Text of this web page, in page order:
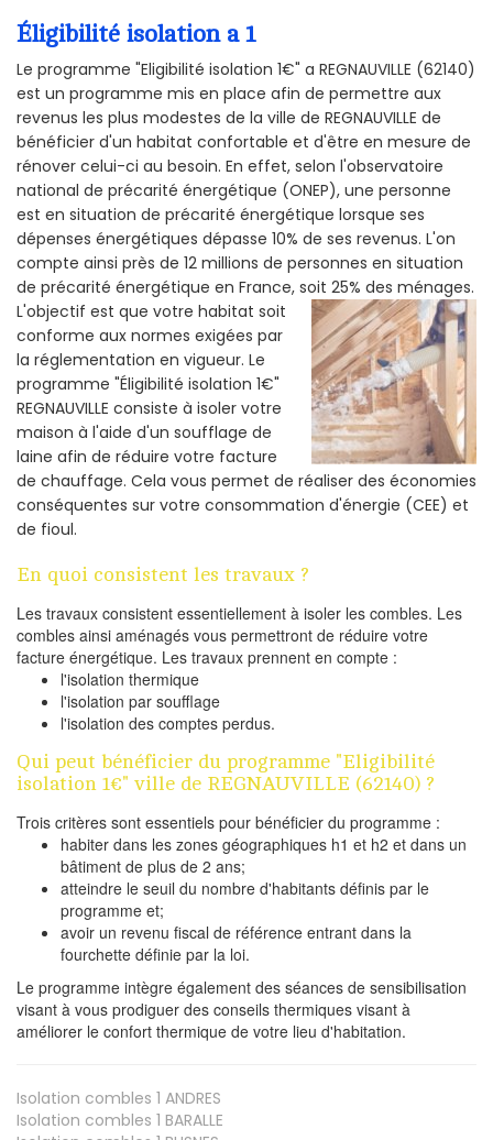
Éligibilité isolation a 1
Le programme "Eligibilité isolation 1€" a REGNAUVILLE (62140)
est un programme mis en place afin de permettre aux
revenus les plus modestes de la ville de REGNAUVILLE de
bénéficier d'un habitat confortable et d'être en mesure de
rénover celui-ci au besoin. En effet, selon l'observatoire
national de précarité énergétique (ONEP), une personne
est en situation de précarité énergétique lorsque ses
dépenses énergétiques dépasse 10% de ses revenus. L'on
compte ainsi près de 12 millions de personnes en situation
de précarité énergétique en France, soit 25% des ménages.
L'objectif est que votre habitat soit
conforme aux normes exigées par
la réglementation en vigueur. Le
programme "Éligibilité isolation 1€"
REGNAUVILLE consiste à isoler votre
maison à l'aide d'un soufflage de
laine afin de réduire votre facture
de chauffage. Cela vous permet de réaliser des économies
conséquentes sur votre consommation d'énergie (CEE) et
de fioul.
En quoi consistent les travaux ?
Les travaux consistent essentiellement à isoler les combles. Les
combles ainsi aménagés vous permettront de réduire votre
facture énergétique. Les travaux prennent en compte :
l'isolation thermique
l'isolation par soufflage
l'isolation des comptes perdus.
Qui peut bénéficier du programme "Eligibilité
isolation 1€" ville de REGNAUVILLE (62140) ?
Trois critères sont essentiels pour bénéficier du programme :
habiter dans les zones géographiques h1 et h2 et dans un
bâtiment de plus de 2 ans;
atteindre le seuil du nombre d'habitants définis par le
programme et;
avoir un revenu fiscal de référence entrant dans la
fourchette définie par la loi.
Le programme intègre également des séances de sensibilisation
visant à vous prodiguer des conseils thermiques visant à
améliorer le confort thermique de votre lieu d'habitation.
Isolation combles 1 ANDRES
Isolation combles 1 BARALLE